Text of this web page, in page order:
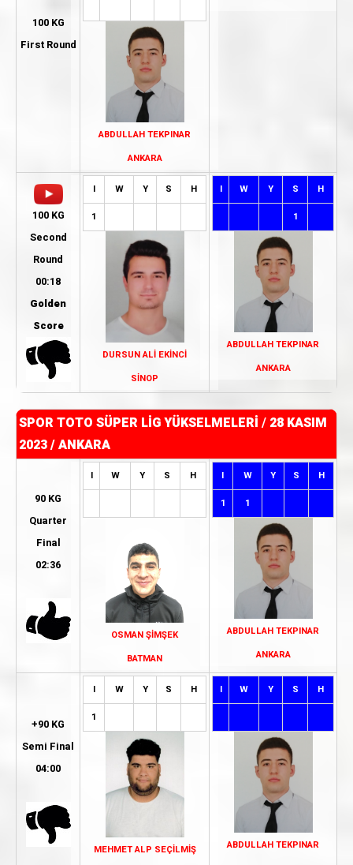
100 KG
First Round
ABDULLAH TEKPINAR
ANKARA
100 KG
Second
Round
00:18
Golden
Score
I W Y S H
1
DURSUN ALİ EKİNCİ
SİNOP
I W Y S H
1
ABDULLAH TEKPINAR
ANKARA
SPOR TOTO SÜPER LİG YÜKSELMELERİ / 28 KASIM
2023 / ANKARA
90 KG
Quarter
Final
02:36
I W Y S H
OSMAN ŞİMŞEK
BATMAN
I W Y S H
1 1
ABDULLAH TEKPINAR
ANKARA
+90 KG
Semi Final
04:00
I W Y S H
1
MEHMET ALP SEÇİLMİŞ
I W Y S H
ABDULLAH TEKPINAR